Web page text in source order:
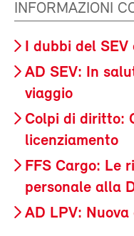
INFORMAZIONI
I dubbi del
AD SEV: In
viaggio
Colpi di diritto:
licenziamento
FFS Cargo: Le
personale alla
AD LPV: